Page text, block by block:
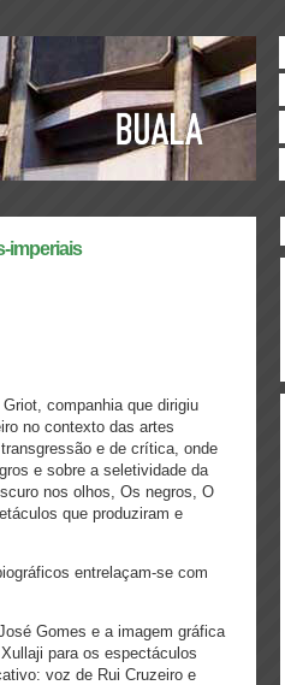
imperiais
companhia que dirigiu
no contexto das artes
e de crítica, onde
e sobre a seletividade da
nos olhos, Os negros, O
que produziram e
entrelaçam-se com
Gomes e a imagem gráfica
para os espectáculos
voz de Rui Cruzeiro e